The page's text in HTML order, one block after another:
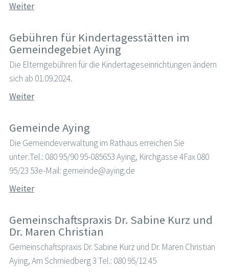
Weiter
Gebühren für Kindertagesstätten im
Gemeindegebiet Aying
Die Elterngebühren für die Kindertageseinrichtungen ändern
sich ab 01.09.2024.
Weiter
Gemeinde Aying
Die Gemeindeverwaltung im Rathaus erreichen Sie
unter:Tel.: 080 95/90 95-085653 Aying, Kirchgasse 4Fax 080
95/23 53e-Mail: gemeinde@aying.de
Weiter
Gemeinschaftspraxis Dr. Sabine Kurz und
Dr. Maren Christian
Gemeinschaftspraxis Dr. Sabine Kurz und Dr. Maren Christian
Aying, Am Schmiedberg 3 Tel.: 080 95/12 45